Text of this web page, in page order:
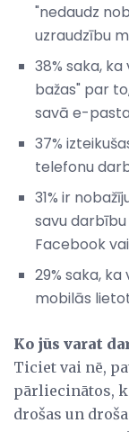
"nedaudz
uzraudzību
38% saka,
bažas" par
savā e-
37%
telefonu
31% ir
savu
Facebook
29% saka,
mobilās
Ko jūs varat
Ticiet vai nē,
pārliecinātos,
drošas un